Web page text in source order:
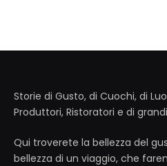
Storie di Gusto, di Cuochi, di
Produttori, Ristoratori e di
Qui troverete la bellezza del
bellezza di un viaggio, che